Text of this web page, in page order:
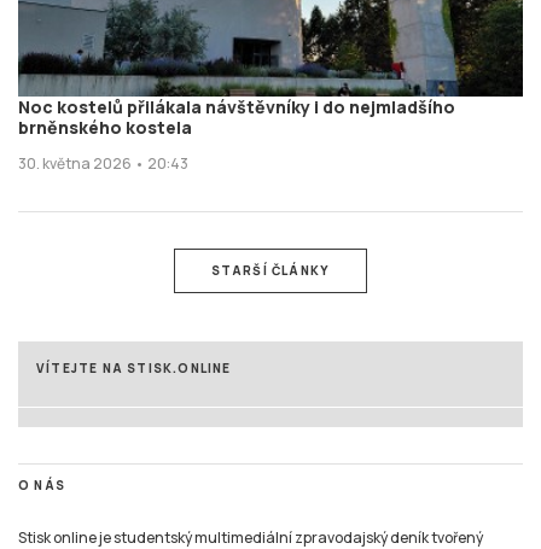
Noc kostelů přilákala návštěvníky i do nejmladšího
brněnského kostela
30. května 2026 • 20:43
STARŠÍ ČLÁNKY
VÍTEJTE NA STISK.ONLINE
O NÁS
Stisk online je studentský multimediální zpravodajský deník tvořený